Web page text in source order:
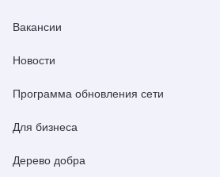
Вакансии
Новости
Программа обновления сети
Для бизнеса
Дерево добра